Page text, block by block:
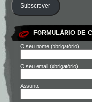
Subscrever
FORMULÁRIO DE
O seu nome (obrigatório)
O seu email (obrigatório)
Assunto